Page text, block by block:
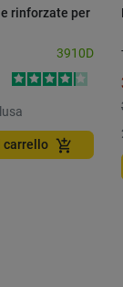
rinforzate per
3910D
carrello add_shopping_cart